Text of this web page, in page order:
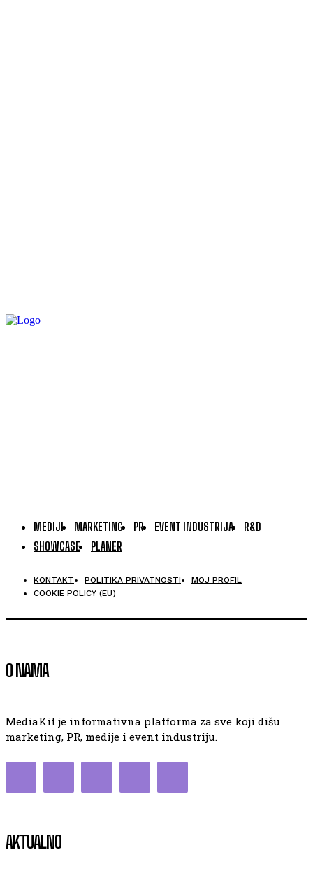
MEDIJI MARKETING PR EVENT INDUSTRIJA
R&D
SHOWCASE
PLANER
KONTAKT POLITIKA PRIVATNOSTI
MOJ PROFIL
COOKIE POLICY (EU)
O NAMA
MediaKit je informativna platforma za sve koji dišu
marketing, PR, medije i event industriju.
AKTUALNO